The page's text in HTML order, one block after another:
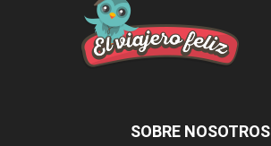
SOBRE NOSOTROS